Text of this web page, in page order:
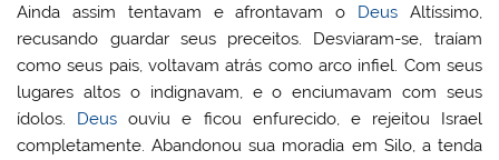
Ainda assim tentavam e afrontavam o Deus Altíssimo,
recusando guardar seus preceitos. Desviaram-se, traíam
como seus pais, voltavam atrás como arco infiel. Com seus
lugares altos o indignavam, e o enciumavam com seus
ídolos. Deus ouviu e ficou enfurecido, e rejeitou Israel
completamente. Abandonou sua moradia em Silo, a tenda